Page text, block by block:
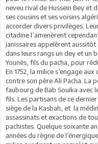
neveu rival de Husseïn Bey et
ses cousins et ses voisins
accorder divers privilèges.
citadine l’amenèrent
janissaires appelèrent
dans leurs rangs un dey et un
Younès, fils du pacha, pour
En 1752, la milice s’engage
contre son père Ali Pacha. La
faubourg de Bab Souika avec
fils. Les partisans de ce
siège de la Kasbah, et la
assassinats et exactions de
pachistes. Quelque soixante
années du règne de